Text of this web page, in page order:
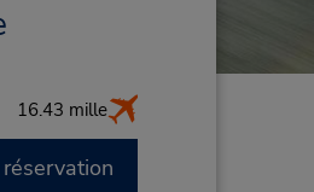
16.43 mille